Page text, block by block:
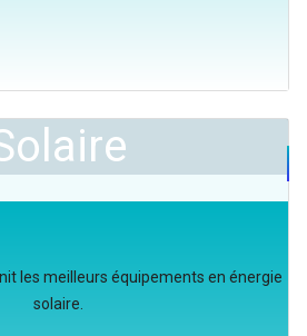
les meilleurs équipements en énergie
solaire.